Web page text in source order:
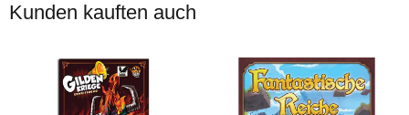
Kunden kauften auch